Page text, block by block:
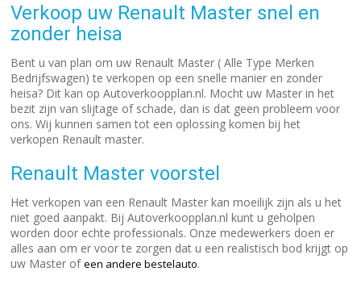
Verkoop uw Renault Master snel en
zonder heisa
Bent u van plan om uw Renault Master ( Alle Type Merken
Bedrijfswagen) te verkopen op een snelle manier en zonder
heisa? Dit kan op Autoverkoopplan.nl. Mocht uw Master in het
bezit zijn van slijtage of schade, dan is dat geen probleem voor
ons. Wij kunnen samen tot een oplossing komen bij het
verkopen Renault master.
Renault Master voorstel
Het verkopen van een Renault Master kan moeilijk zijn als u het
niet goed aanpakt. Bij Autoverkoopplan.nl kunt u geholpen
worden door echte professionals. Onze medewerkers doen er
alles aan om er voor te zorgen dat u een realistisch bod krijgt op
uw Master ofeen andere bestelauto.